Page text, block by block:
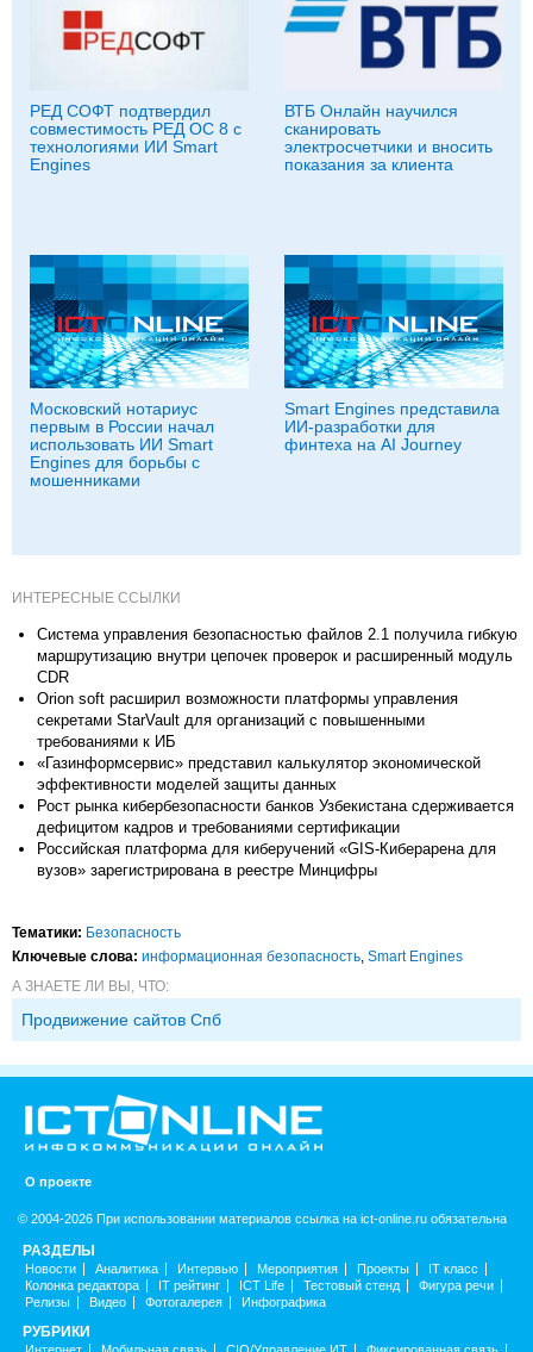
РЕД СОФТ подтвердил
совместимость РЕД ОС 8 с
технологиями ИИ Smart
Engines
ВТБ Онлайн научился
сканировать
электросчетчики и вносить
показания за клиента
Московский нотариус
первым в России начал
использовать ИИ Smart
Engines для борьбы с
мошенниками
Smart Engines представила
ИИ-разработки для
финтеха на AI Journey
ИНТЕРЕСНЫЕ ССЫЛКИ
Система управления безопасностью файлов 2.1 получила гибкую
маршрутизацию внутри цепочек проверок и расширенный модуль
CDR
Orion soft расширил возможности платформы управления
секретами StarVault для организаций с повышенными
требованиями к ИБ
«Газинформсервис» представил калькулятор экономической
эффективности моделей защиты данных
Рост рынка кибербезопасности банков Узбекистана сдерживается
дефицитом кадров и требованиями сертификации
Российская платформа для киберучений «GIS-Киберарена для
вузов» зарегистрирована в реестре Минцифры
Тематики: Безопасность
Ключевые слова: информационная безопасность, Smart Engines
А ЗНАЕТЕ ЛИ ВЫ, ЧТО:
Продвижение сайтов Спб
О проекте
© 2004-2026 При использовании материалов ссылка на ict-online.ru обязательна
РАЗДЕЛЫ
Новости Аналитика Интервью Мероприятия Проекты
IT класс
Колонка редактора
IT рейтинг ICT Life Тестовый стенд
Фигура речи
Релизы
Видео Фотогалерея Инфографика
РУБРИКИ